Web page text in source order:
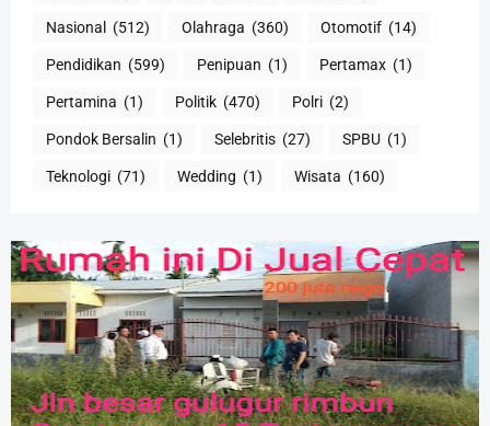
Nasional (512) Olahraga (360) Otomotif (14)
Pendidikan (599) Penipuan (1) Pertamax (1)
Pertamina (1) Politik (470) Polri (2)
Pondok Bersalin (1) Selebritis (27) SPBU (1)
Teknologi (71) Wedding (1) Wisata (160)